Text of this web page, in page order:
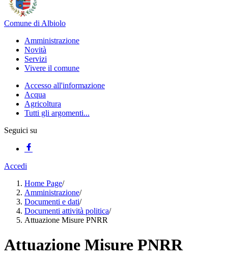
Comune di Albiolo
Amministrazione
Novità
Servizi
Vivere il comune
Accesso all'informazione
Acqua
Agricoltura
Tutti gli argomenti...
Seguici su
Accedi
Home Page/
Amministrazione/
Documenti e dati/
Documenti attività politica/
Attuazione Misure PNRR
Attuazione Misure PNRR